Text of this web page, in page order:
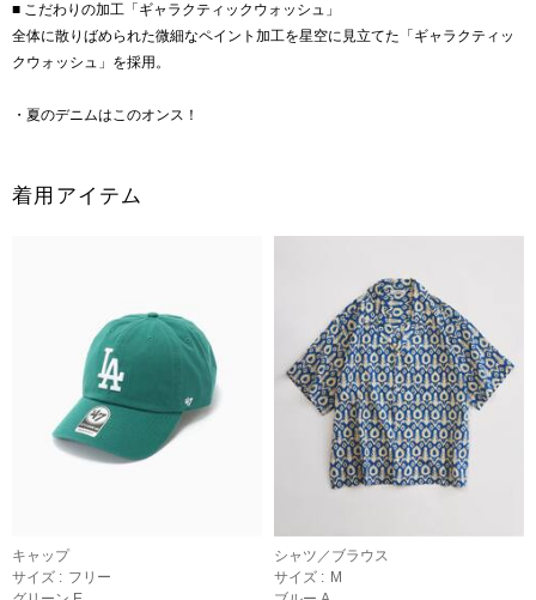
■ こだわりの加工「ギャラクティックウォッシュ」
全体に散りばめられた微細なペイント加工を星空に見立てた「ギャラクティッ
クウォッシュ」を採用。
・夏のデニムはこのオンス！
着用アイテム
キャップ
サイズ : フリー
シャツ／ブラウス
サイズ : M